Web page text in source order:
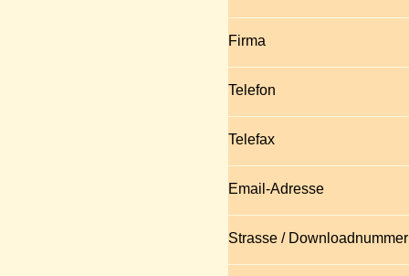
Firma
Telefon
Telefax
Email-Adresse
Strasse / Downloadnummer